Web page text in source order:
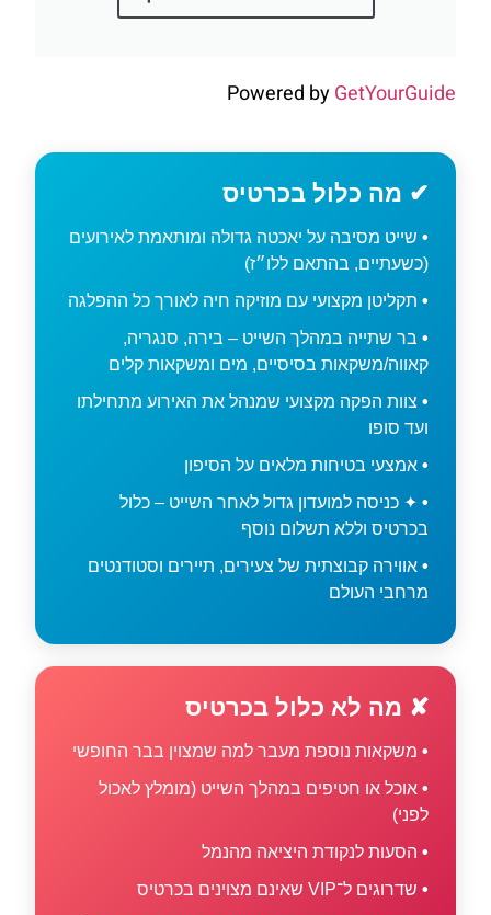
Powered byGetYourGuide
✔ מה כלול בכרטיס
שייט מסיבה על יאכטה גדולה ומותאמת לאירועים
(כשעתיים, בהתאם ללו״ז)
תקליטן מקצועי עם מוזיקה חיה לאורך כל ההפלגה
בר שתייה במהלך השייט – בירה, סנגריה,
קאווה/משקאות בסיסיים, מים ומשקאות קלים
צוות הפקה מקצועי שמנהל את האירוע מתחילתו
ועד סופו
אמצעי בטיחות מלאים על הסיפון
✦ כניסה למועדון גדול לאחר השייט – כלול
בכרטיס וללא תשלום נוסף
אווירה קבוצתית של צעירים, תיירים וסטודנטים
מרחבי העולם
✘ מה לא כלול בכרטיס
משקאות נוספת מעבר למה שמצוין בבר החופשי
אוכל או חטיפים במהלך השייט (מומלץ לאכול
לפני)
הסעות לנקודת היציאה מהנמל
שדרוגים ל־VIP שאינם מצוינים בכרטיס